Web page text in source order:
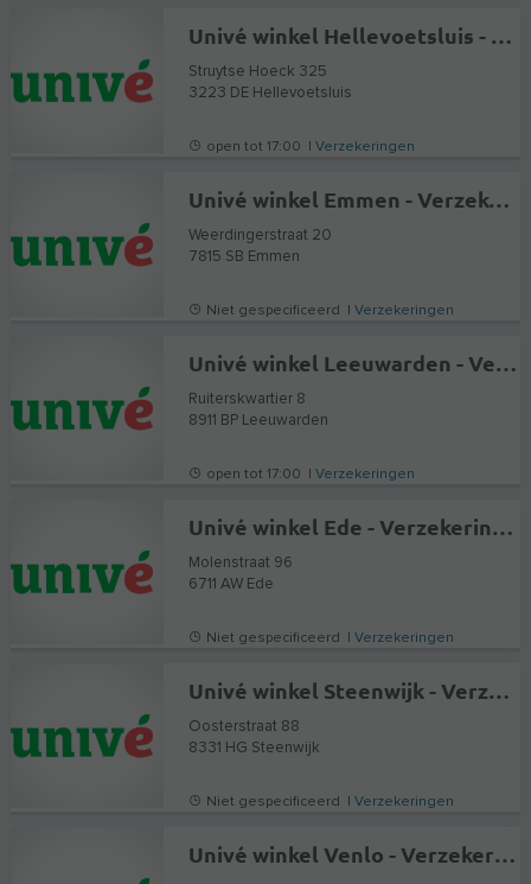
Univé winkel Hellevoetsluis - Verzekeringen en Hypotheekadvies
Struytse Hoeck 325
3223 DE Hellevoetsluis
open tot 17:00 |Verzekeringen
Univé winkel Emmen - Verzekeringen en Hypotheekadvies
Weerdingerstraat 20
7815 SB Emmen
Niet gespecificeerd |Verzekeringen
Univé winkel Leeuwarden - Verzekeringen en Hypotheekadvies
Ruiterskwartier 8
8911 BP Leeuwarden
open tot 17:00 |Verzekeringen
Univé winkel Ede - Verzekeringen en Hypotheekadvies
Molenstraat 96
6711 AW Ede
Niet gespecificeerd |Verzekeringen
Univé winkel Steenwijk - Verzekeringen en Hypotheekadvies
Oosterstraat 88
8331 HG Steenwijk
Niet gespecificeerd |Verzekeringen
Univé winkel Venlo - Verzekeringen en Hypotheekadvies